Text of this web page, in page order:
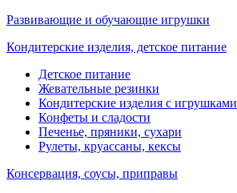
Развивающие и обучающие игрушки
Кондитерские изделия, детское питание
Детское питание
Жевательные резинки
Кондитерские изделия с игрушками
Конфеты и сладости
Печенье, пряники, сухари
Рулеты, круассаны, кексы
Консервация, соусы, приправы